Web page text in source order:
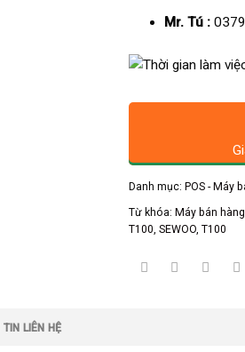
Mr. Tú :
Danh mục: POS - Máy
Từ khóa: Máy bán
T100,SEWOO,T100
TIN LIÊN HỆ